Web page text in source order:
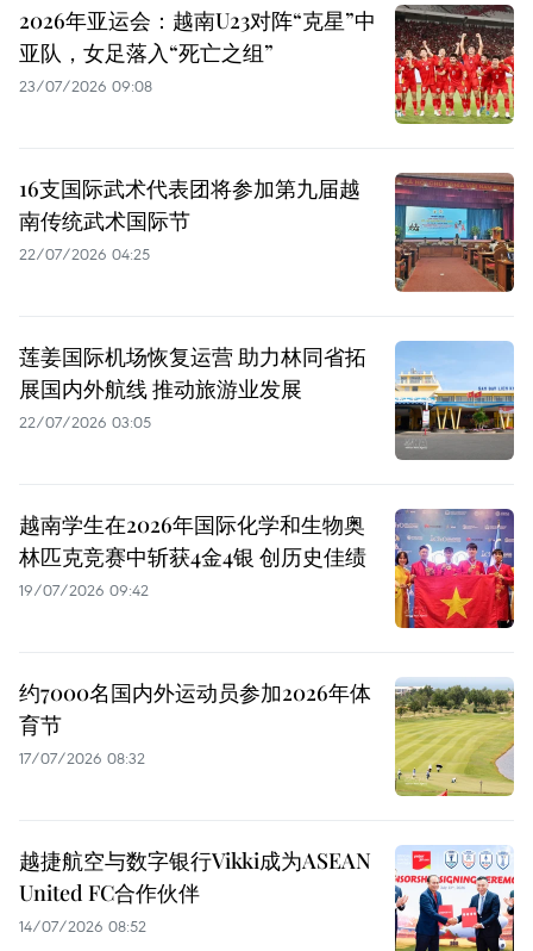
2026年亚运会：越南U23对阵“克星”中
亚队，女足落入“死亡之组”
23/07/2026 09:08
16支国际武术代表团将参加第九届越
南传统武术国际节
22/07/2026 04:25
莲姜国际机场恢复运营 助力林同省拓
展国内外航线 推动旅游业发展
22/07/2026 03:05
越南学生在2026年国际化学和生物奥
林匹克竞赛中斩获4金4银 创历史佳绩
19/07/2026 09:42
约7000名国内外运动员参加2026年体
育节
17/07/2026 08:32
越捷航空与数字银行Vikki成为ASEAN
United FC合作伙伴
14/07/2026 08:52